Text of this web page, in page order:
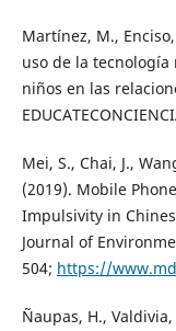
Martínez, M.,
uso de la
niños en las
Mei, S., Chai, J.,
(2019). Mobile
Impulsivity in
Journal of
504; https://
Ñaupas, H.,